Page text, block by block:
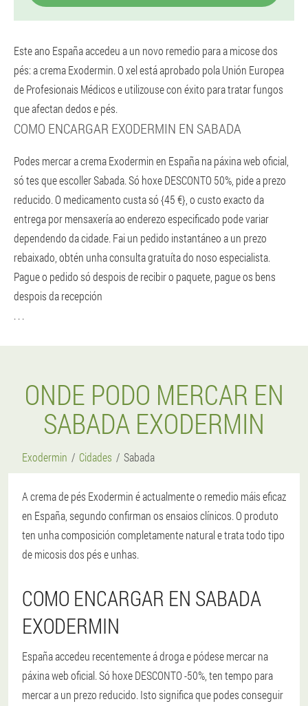
Este ano España accedeu a un novo remedio para a micose dos
pés: a crema Exodermin. O xel está aprobado pola Unión Europea
de Profesionais Médicos e utilizouse con éxito para tratar fungos
que afectan dedos e pés.
COMO ENCARGAR EXODERMIN EN SABADA
Podes mercar a crema Exodermin en España na páxina web oficial,
só tes que escoller Sabada. Só hoxe DESCONTO 50%, pide a prezo
reducido. O medicamento custa só {45 €}, o custo exacto da
entrega por mensaxería ao enderezo especificado pode variar
dependendo da cidade. Fai un pedido instantáneo a un prezo
rebaixado, obtén unha consulta gratuíta do noso especialista.
Pague o pedido só despois de recibir o paquete, pague os bens
despois da recepción
. . .
ONDE PODO MERCAR EN
SABADA EXODERMIN
Exodermin Cidades Sabada
A crema de pés Exodermin é actualmente o remedio máis eficaz
en España, segundo confirman os ensaios clínicos. O produto
ten unha composición completamente natural e trata todo tipo
de micosis dos pés e unhas.
COMO ENCARGAR EN SABADA
EXODERMIN
España accedeu recentemente á droga e pódese mercar na
páxina web oficial. Só hoxe DESCONTO -50%, ten tempo para
mercar a un prezo reducido. Isto significa que podes conseguir